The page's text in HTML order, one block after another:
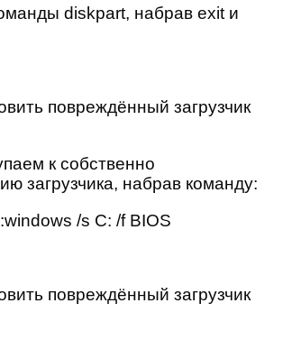
diskpart, набрав exit и
к собственно
загрузчика, набрав команду:
/s C: /f BIOS